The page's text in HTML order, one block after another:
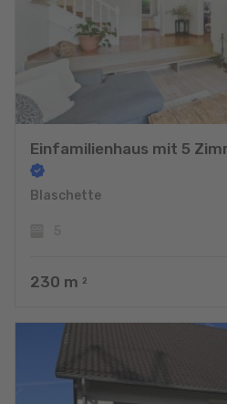
Einfamilienhaus mit 5
Blaschette
230 m 2